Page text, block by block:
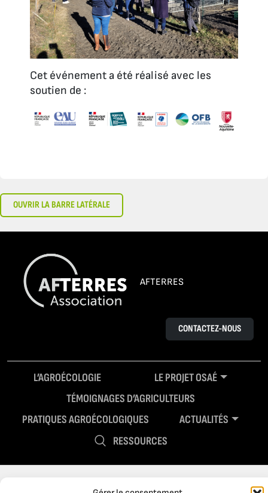
Cet événement a été réalisé avec les
soutien de :
OUVRIR LA BARRE LATÉRALE
AFTERRES
CONTACTEZ-NOUS
L’AGROÉCOLOGIE
LE PROJET OSAÉ
TÉMOIGNAGES D’AGRICULTEURS
PRATIQUES AGROÉCOLOGIQUES
ACTUALITÉS
RESSOURCES